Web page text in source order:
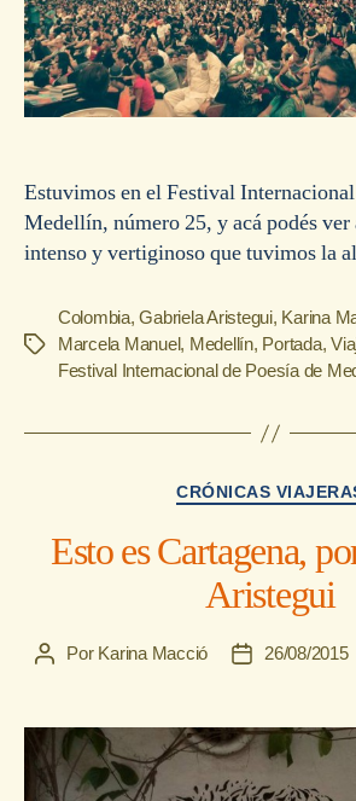
Estuvimos en el Festival
Medellín, número 25, y acá podés
intenso y vertiginoso que tuvimos la
Etiquetas
Colombia,Gabriela Aristegui, Karina
Marcela Manuel, Medellín, Portada,
Festival Internacional de Poesía de
CRÓNICAS
Esto es Cartagena,
Aristegui
Autor
entrada
Por Karina Macció
Fecha
entrada
26/08/2015